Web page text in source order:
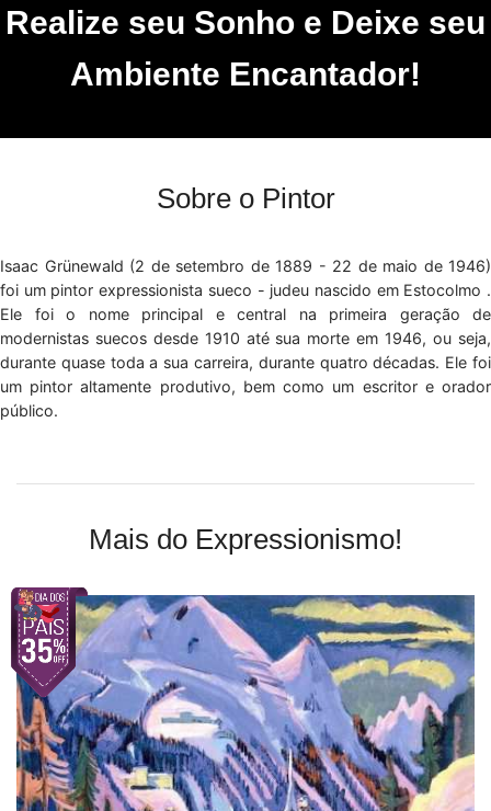
Realize seu Sonho e Deixe seu
Ambiente Encantador!
Sobre o Pintor
Isaac Grünewald (2 de setembro de 1889 - 22 de maio de 1946)
foi um pintor expressionista sueco - judeu nascido em Estocolmo .
Ele foi o nome principal e central na primeira geração de
modernistas suecos desde 1910 até sua morte em 1946, ou seja,
durante quase toda a sua carreira, durante quatro décadas. Ele foi
um pintor altamente produtivo, bem como um escritor e orador
público.
Mais do Expressionismo!